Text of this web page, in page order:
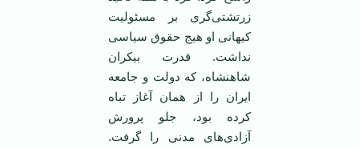
زرتشتی‌گری بر مسئولیت
کیهانی او هیج حقوق سیاسی
نداشت. قدرت بیکران
شاهنشاه، که دولت و جامعه
ایران را از همان آغاز تباه
کرده بود، جلو پرورش
آزادی‌های مدنی را گرفت.